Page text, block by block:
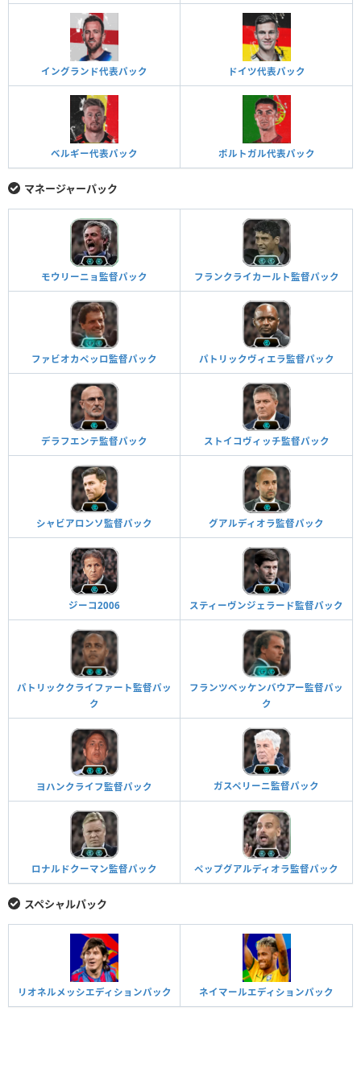
イングランド代表パック ドイツ代表パック
ベルギー代表パック ポルトガル代表パック
マネージャーパック
モウリーニョ監督パック フランクライカールト監督パック
ファビオカペッロ監督パック パトリックヴィエラ監督パック
デラフエンテ監督パック ストイコヴィッチ監督パック
シャビアロンソ監督パック グアルディオラ監督パック
ジーコ2006 スティーヴンジェラード監督パック
パトリッククライファート監督パッ
ク
フランツベッケンバウアー監督パッ
ク
ヨハンクライフ監督パック ガスペリーニ監督パック
ロナルドクーマン監督パック ペップグアルディオラ監督パック
スペシャルパック
リオネルメッシエディションパック ネイマールエディションパック